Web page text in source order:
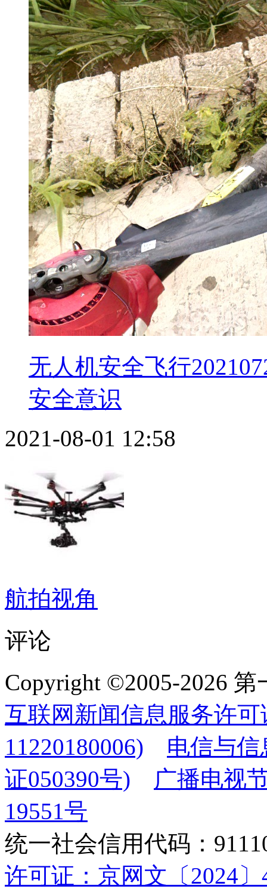
无人机安全飞行
安全意识
2021-08-01 12:58
航拍视角
评论
Copyright ©2005-2026
互联网新闻信息服务许
11220180006)
电信与
证050390号)
广播电视
19551号
统一社会信用代码：
许可证：京网文〔2024〕